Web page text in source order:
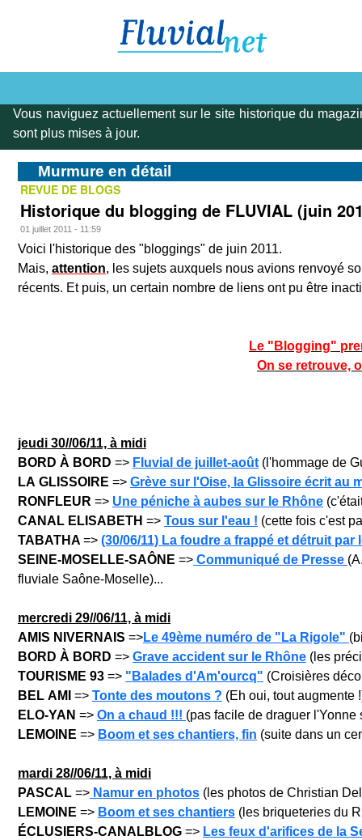
Vous naviguez actuellement sur le site historique du
sont plus mises à jour.
Murmure en détail
REVUE DE BLOGS
Historique du blogging de FLUVIAL (juin
01 juillet 2011 - 11:59
Voici l'historique des "bloggings" de juin 2011.
Mais, attention, les sujets auxquels nous avions renvoyé
récents. Et puis, un certain nombre de liens ont pu être
Le "Blogging"
On se retrouve,
jeudi 30//06/11, à midi
BORD À BORD => Fluvial de juillet-août (l'hommage de
LA GLISSOIRE => Grève sur l'Oise, la Glissoire écrit au
RONFLEUR => Une péniche à aubes sur le Rhône
CANAL ELISABETH => Tous sur l'eau ! (cette fois c'est
TABATHA => (30/06/11) La foudre a frappé et détruit
SEINE-MOSELLE-SAÔNE => Communiqué de Presse
fluviale Saône-Moselle)...
mercredi 29//06/11, à midi
AMIS NIVERNAIS =>Le 49ème numéro de "La Rigole"
BORD À BORD => Grave accident sur le Rhône (les
TOURISME 93 => "Balades d'Am'ourcq" (Croisières
BEL AMI => Tonte des moutons ? (Eh oui, tout augmente
ELO-YAN => On a chaud !!! (pas facile de draguer l'Yonne
LEMOINE => Boom et ses chantiers, fin (suite dans un
mardi 28//06/11, à midi
PASCAL => Namur en photos (les photos de Christian
LEMOINE => Boom et ses chantiers (les briqueteries du
ÉCLUSIERS-CANALBLOG => Les feux d'arifices de la